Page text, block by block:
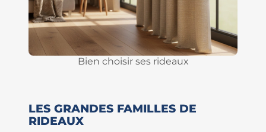
Bien choisir ses rideaux
LES GRANDES FAMILLES DE
RIDEAUX